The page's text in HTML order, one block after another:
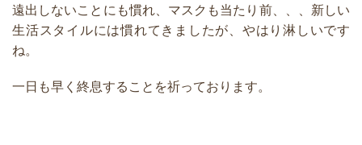
遠出しないことにも慣れ、マスクも当たり前、、、新しい
生活スタイルには慣れてきましたが、やはり淋しいです
ね。
一日も早く終息することを祈っております。